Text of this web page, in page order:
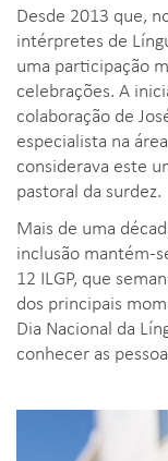
Desde 2013 que,
intérpretes de
uma participação
celebrações. A
colaboração de
especialista na
considerava este
pastoral da surdez.
Mais de uma
inclusão mantém-
12 ILGP, que
dos principais
Dia Nacional da
conhecer as